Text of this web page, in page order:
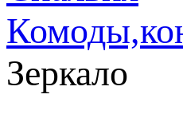
Зеркало